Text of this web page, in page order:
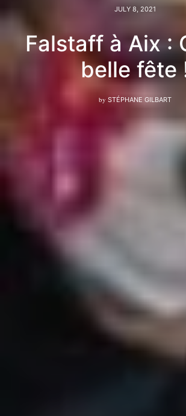
JULY 8, 2021
Falstaff à Aix :
belle fête
by STÉPHANE GILBART